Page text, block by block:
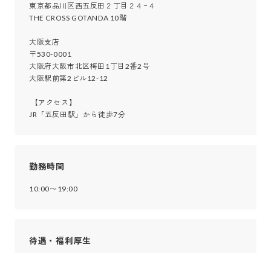
東京都品川区西五反田２丁目２４−４
THE CROSS GOTANDA 10階
大阪支店
〒530-0001
大阪府大阪市北区梅田1丁目2番2号
大阪駅前第2ビル12-12
JR「五反田駅」から徒歩7分
勤務時間
10:00〜19:00
待遇・福利厚生